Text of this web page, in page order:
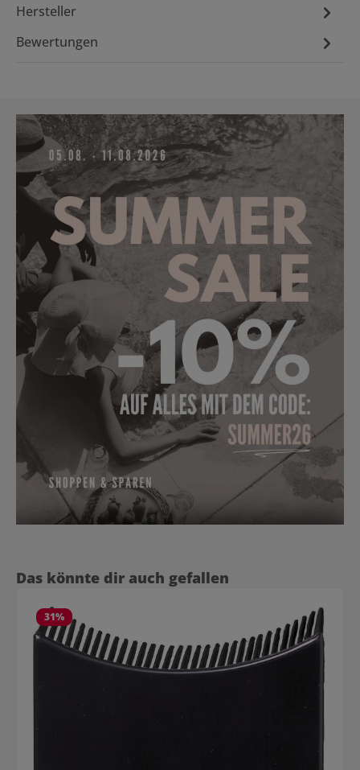
Hersteller
Bewertungen
Produktgalerie überspringen
Das könnte dir auch gefallen
31%